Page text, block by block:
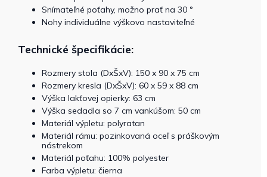
Snímateľné poťahy, možno prať na 30 °
Nohy individuálne výškovo nastaviteľné
Technické špecifikácie:
Rozmery stola (DxŠxV): 150 x 90 x 75 cm
Rozmery kresla (DxŠxV): 60 x 59 x 88 cm
Výška lakťovej opierky: 63 cm
Výška sedadla so 7 cm vankúšom: 50 cm
Materiál výpletu: polyratan
Materiál rámu: pozinkovaná oceľ s práškovým
nástrekom
Materiál poťahu: 100% polyester
Farba výpletu: čierna